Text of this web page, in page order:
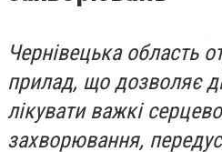
Чернівецька область
прилад, що дозволяє
лікувати важкі
захворювання,